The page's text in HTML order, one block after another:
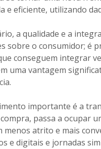
e eficiente, utilizando
a qualidade e a
sobre o consumidor; é
conseguem integrar
uma vantagem
importante é a
passa a ocupar
menos atrito e mais
e digitais e jornadas